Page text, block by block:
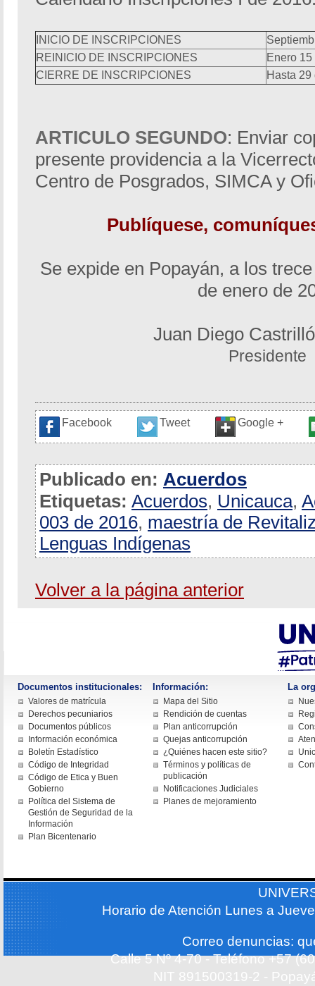
INICIO DE INSCRIPCIONES
REINICIO DE INSCRIPCIONES
Enero
CIERRE DE INSCRIPCIONES
Hasta
ARTICULO SEGUNDO: Enviar
presente providencia a la
Centro de Posgrados, SIMCA y
Publíquese,
Se expide en Popayán, a los
de enero de
Juan Diego
Presidente
Facebook Tweet Google +
Publicado en: Acuerdos
Etiquetas: Acuerdos, Unicauca,
003 de 2016, maestría de
Lenguas Indígenas
Volver a la página anterior
Documentos institucionales:
Valores de matrícula
Derechos pecuniarios
Documentos públicos
Información económica
Boletín Estadístico
Código de Integridad
Código de Etica y Buen
Gobierno
Política del Sistema de
Gestión de Seguridad de la
Información
Plan Bicentenario
Información:
Mapa del Sitio
Rendición de cuentas
Plan anticorrupción
Quejas anticorrupción
¿Quiénes hacen este sitio?
Términos y políticas de
publicación
Notificaciones Judiciales
Planes de mejoramiento
La
Horario de Atención Lunes a
Correo denuncias:
Calle 5 Nº 4-70 - Teléfono +57
NIT 891500319-2 -